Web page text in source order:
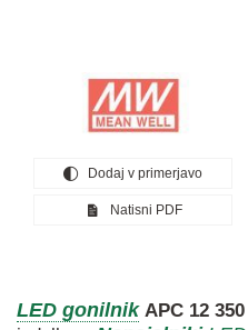
Dodaj v primerjavo
Natisni PDF
LED gonilnik APC 12 350